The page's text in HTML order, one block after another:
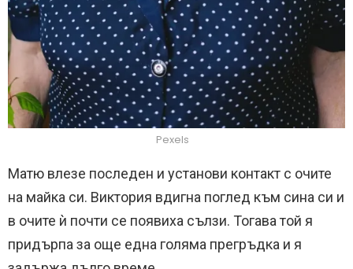
Pexels
Матю влезе последен и установи контакт с очите
на майка си. Виктория вдигна поглед към сина си и
в очите ѝ почти се появиха сълзи. Тогава той я
придърпа за още една голяма прегръдка и я